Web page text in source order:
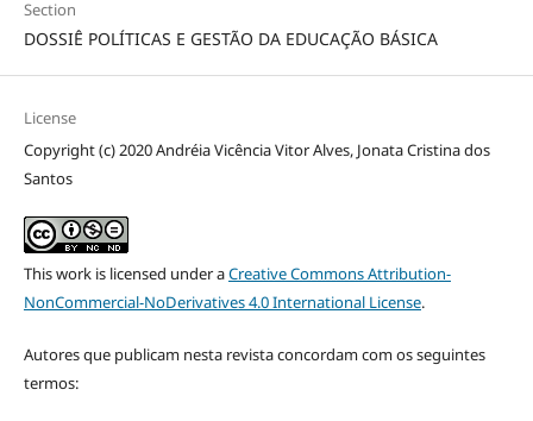
Section
DOSSIÊ POLÍTICAS E GESTÃO DA EDUCAÇÃO BÁSICA
License
Copyright (c) 2020 Andréia Vicência Vitor Alves, Jonata Cristina dos
Santos
This work is licensed under aCreative Commons Attribution-
NonCommercial-NoDerivatives 4.0 International License.
Autores que publicam nesta revista concordam com os seguintes
termos: